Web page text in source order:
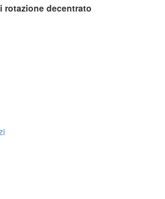
rotazione decentrato